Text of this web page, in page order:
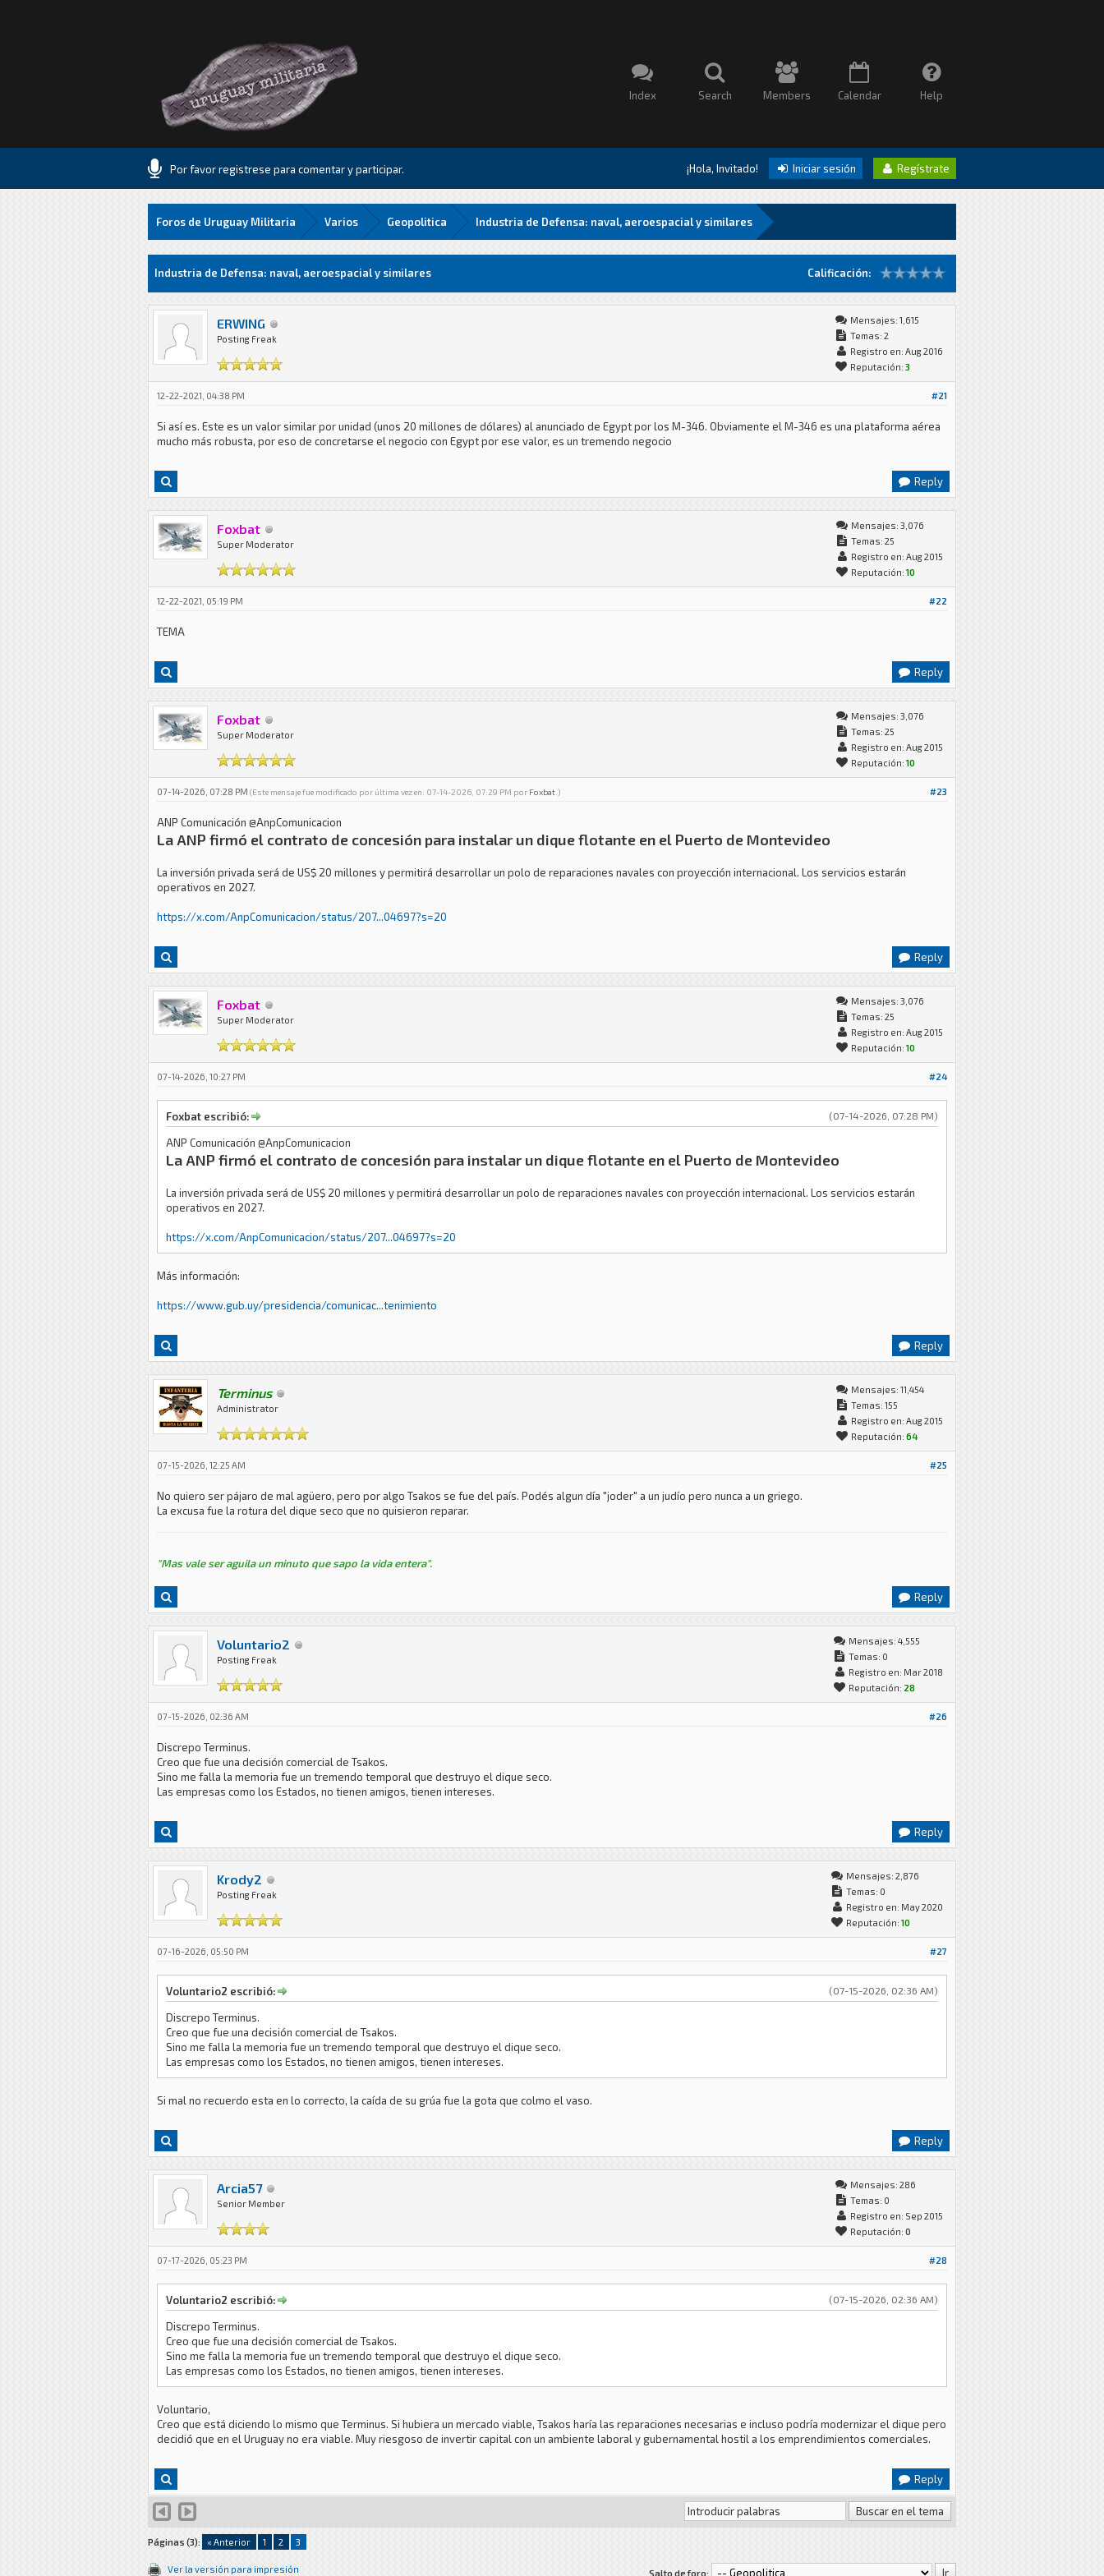
Index Search Members Calendar Help
Por favor registrese para comentar y participar. ¡Hola, Invitado! Iniciar sesión Regístrate
Foros de Uruguay Militaria Varios Geopolitica Industria de Defensa: naval, aeroespacial y similares
Calificación:
0 voto(s) - 0 Media
1
2
3
4
5 Industria de Defensa: naval, aeroespacial y similares
ERWING
Posting Freak
Mensajes: 1,615
Temas: 2
Registro en: Aug 2016
Reputación: 3
#21
12-22-2021, 04:38 PM
Si así es. Este es un valor similar por unidad (unos 20 millones de dólares) al anunciado de Egypt por los M-346. Obviamente el M-346 es una plataforma aérea
mucho más robusta, por eso de concretarse el negocio con Egypt por ese valor, es un tremendo negocio
Reply
Foxbat
Super Moderator
Mensajes: 3,076
Temas: 25
Registro en: Aug 2015
Reputación: 10
#22
12-22-2021, 05:19 PM
TEMA
Reply
Foxbat
Super Moderator
Mensajes: 3,076
Temas: 25
Registro en: Aug 2015
Reputación: 10
#23
07-14-2026, 07:28 PM (Este mensaje fue modificado por última vez en: 07-14-2026, 07:29 PM por Foxbat .)
ANP Comunicación @AnpComunicacion
La ANP firmó el contrato de concesión para instalar un dique flotante en el Puerto de Montevideo
La inversión privada será de US$ 20 millones y permitirá desarrollar un polo de reparaciones navales con proyección internacional. Los servicios estarán
operativos en 2027.
https://x.com/AnpComunicacion/status/207...04697?s=20
Reply
Foxbat
Super Moderator
Mensajes: 3,076
Temas: 25
Registro en: Aug 2015
Reputación: 10
#24
07-14-2026, 10:27 PM
(07-14-2026, 07:28 PM)
Foxbat escribió:
ANP Comunicación @AnpComunicacion
La ANP firmó el contrato de concesión para instalar un dique flotante en el Puerto de Montevideo
La inversión privada será de US$ 20 millones y permitirá desarrollar un polo de reparaciones navales con proyección internacional. Los servicios estarán
operativos en 2027.
https://x.com/AnpComunicacion/status/207...04697?s=20
Más información:
https://www.gub.uy/presidencia/comunicac...tenimiento
Reply
Terminus
Administrator
Mensajes: 11,454
Temas: 155
Registro en: Aug 2015
Reputación: 64
#25
07-15-2026, 12:25 AM
No quiero ser pájaro de mal agüero, pero por algo Tsakos se fue del país. Podés algun día "joder" a un judío pero nunca a un griego.
La excusa fue la rotura del dique seco que no quisieron reparar.
"Mas vale ser aguila un minuto que sapo la vida entera".
Reply
Voluntario2
Posting Freak
Mensajes: 4,555
Temas: 0
Registro en: Mar 2018
Reputación: 28
#26
07-15-2026, 02:36 AM
Discrepo Terminus.
Creo que fue una decisión comercial de Tsakos.
Sino me falla la memoria fue un tremendo temporal que destruyo el dique seco.
Las empresas como los Estados, no tienen amigos, tienen intereses.
Reply
Krody2
Posting Freak
Mensajes: 2,876
Temas: 0
Registro en: May 2020
Reputación: 10
#27
07-16-2026, 05:50 PM
(07-15-2026, 02:36 AM)
Voluntario2 escribió:
Discrepo Terminus.
Creo que fue una decisión comercial de Tsakos.
Sino me falla la memoria fue un tremendo temporal que destruyo el dique seco.
Las empresas como los Estados, no tienen amigos, tienen intereses.
Si mal no recuerdo esta en lo correcto, la caída de su grúa fue la gota que colmo el vaso.
Reply
Arcia57
Senior Member
Mensajes: 286
Temas: 0
Registro en: Sep 2015
Reputación: 0
#28
07-17-2026, 05:23 PM
(07-15-2026, 02:36 AM)
Voluntario2 escribió:
Discrepo Terminus.
Creo que fue una decisión comercial de Tsakos.
Sino me falla la memoria fue un tremendo temporal que destruyo el dique seco.
Las empresas como los Estados, no tienen amigos, tienen intereses.
Voluntario,
Creo que está diciendo lo mismo que Terminus. Si hubiera un mercado viable, Tsakos haría las reparaciones necesarias e incluso podría modernizar el dique pero
decidió que en el Uruguay no era viable. Muy riesgoso de invertir capital con un ambiente laboral y gubernamental hostil a los emprendimientos comerciales.
Reply
Páginas (3): « Anterior 1 2 3
Ver la versión para impresión Salto de foro: